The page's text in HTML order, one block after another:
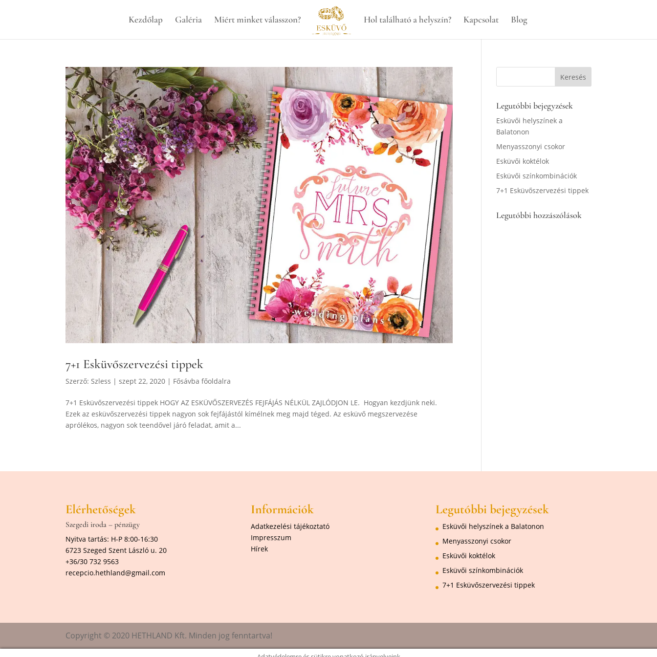
Kezdőlap Galéria Miért minket válasszon? Hol található a helyszín? Kapcsolat Blog
7+1 Esküvőszervezési tippek
Szerző:Szless |szept 22, 2020 | Fősávba főoldalra
7+1 Esküvőszervezési tippek HOGY AZ ESKÜVŐSZERVEZÉS FEJFÁJÁS NÉLKÜL ZAJLÓDJON LE. Hogyan kezdjünk neki.
Ezek az esküvőszervezési tippek nagyon sok fejfájástól kímélnek meg majd téged. Az esküvő megszervezése
aprólékos, nagyon sok teendővel járó feladat, amit a...
Legutóbbi bejegyzések
Esküvői helyszínek a
Balatonon
Menyasszonyi csokor
Esküvői koktélok
Esküvői színkombinációk
7+1 Esküvőszervezési tippek
Legutóbbi hozzászólások
Elérhetőségek
Szegedi iroda – pénzügy
Nyitva tartás: H-P 8:00-16:30
6723 Szeged Szent László u. 20
+36/30 732 9563
recepcio.hethland@gmail.com
Információk
Adatkezelési tájékoztató
Impresszum
Hírek
Legutóbbi bejegyzések
Esküvői helyszínek a Balatonon
Menyasszonyi csokor
Esküvői koktélok
Esküvői színkombinációk
7+1 Esküvőszervezési tippek
Copyright © 2020 HETHLAND Kft. Minden jog fenntartva!